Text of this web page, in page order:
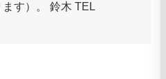
す）。 鈴木 TEL